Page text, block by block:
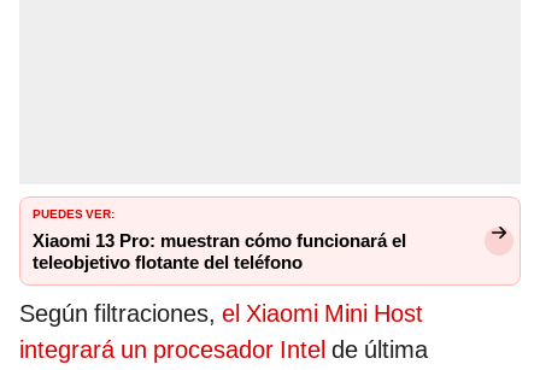
PUEDES VER:
Xiaomi 13 Pro: muestran cómo funcionará el
teleobjetivo flotante del teléfono
Según filtraciones, el Xiaomi Mini Host
integrará un procesador Intel de última